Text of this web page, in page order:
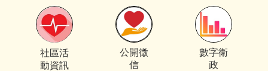
社區活
動資訊
公開徵
信
數字衛
政